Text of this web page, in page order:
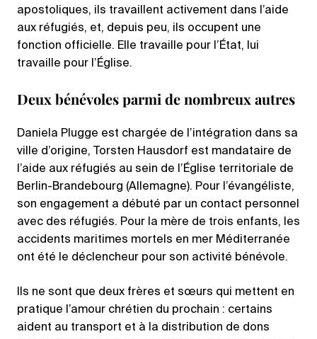
apostoliques, ils travaillent activement dans l’aide
aux réfugiés, et, depuis peu, ils occupent une
fonction officielle. Elle travaille pour l’État, lui
travaille pour l’Église.
Deux bénévoles parmi de nombreux autres
Daniela Plugge est chargée de l’intégration dans sa
ville d’origine, Torsten Hausdorf est mandataire de
l’aide aux réfugiés au sein de l’Église territoriale de
Berlin-Brandebourg (Allemagne). Pour l’évangéliste,
son engagement a débuté par un contact personnel
avec des réfugiés. Pour la mère de trois enfants, les
accidents maritimes mortels en mer Méditerranée
ont été le déclencheur pour son activité bénévole.
Ils ne sont que deux frères et sœurs qui mettent en
pratique l’amour chrétien du prochain : certains
aident au transport et à la distribution de dons